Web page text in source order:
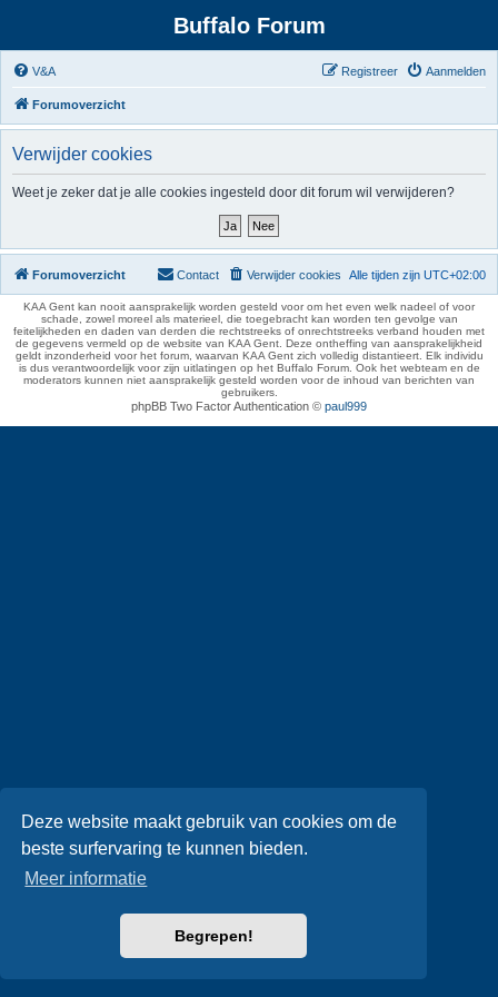
Deze website maakt gebruik van cookies om de
beste surfervaring te kunnen bieden.
Meer informatie
Begrepen!
Buffalo Forum
V&A Aanmelden
Registreer
Forumoverzicht
Verwijder cookies
Weet je zeker dat je alle cookies ingesteld door dit forum wil verwijderen?
Forumoverzicht Alle tijden zijn UTC+02:00
Verwijder cookies
Contact
KAA Gent kan nooit aansprakelijk worden gesteld voor om het even welk nadeel of voor
schade, zowel moreel als materieel, die toegebracht kan worden ten gevolge van
feitelijkheden en daden van derden die rechtstreeks of onrechtstreeks verband houden met
de gegevens vermeld op de website van KAA Gent. Deze ontheffing van aansprakelijkheid
geldt inzonderheid voor het forum, waarvan KAA Gent zich volledig distantieert. Elk individu
is dus verantwoordelijk voor zijn uitlatingen op het Buffalo Forum. Ook het webteam en de
moderators kunnen niet aansprakelijk gesteld worden voor de inhoud van berichten van
gebruikers.
phpBB Two Factor Authentication © paul999